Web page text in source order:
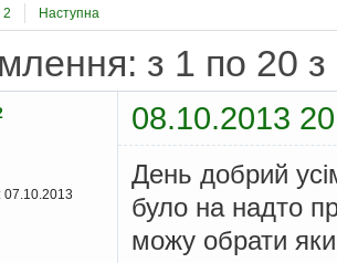
2 Наступна
з 1 по 20 з
08.10.2013
07.10.2013
День добрий
було на надто
можу обрати